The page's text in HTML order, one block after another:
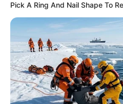
Pick A Ring And Nail Shape To